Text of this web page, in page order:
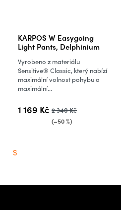
KARPOS W Easygoing
Light Pants, Delphinium
1 169 Kč 2 340 Kč
(–50 %)
Vyrobeno z materiálu
Sensitive® Classic, který nabízí
maximální volnost pohybu a
maximální...
S